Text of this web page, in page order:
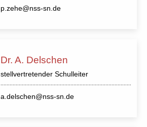
p.zehe@nss-sn.de
Dr. A. Delschen
stellvertretender Schulleiter
a.delschen@nss-sn.de